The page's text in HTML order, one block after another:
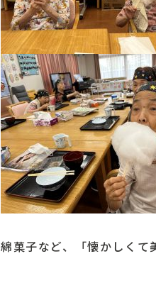
綿菓子など、「懐かしくて